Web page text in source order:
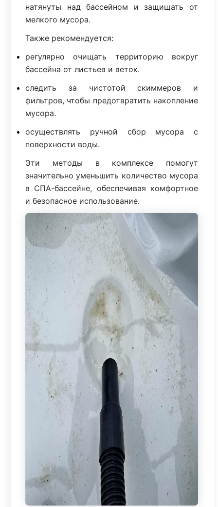
натянуты над бассейном и защищать от
мелкого мусора.
Также рекомендуется:
регулярно очищать территорию вокруг
бассейна от листьев и веток.
следить за чистотой скиммеров и
фильтров, чтобы предотвратить накопление
мусора.
осуществлять ручной сбор мусора с
поверхности воды.
Эти методы в комплексе помогут
значительно уменьшить количество мусора
в СПА-бассейне, обеспечивая комфортное
и безопасное использование.